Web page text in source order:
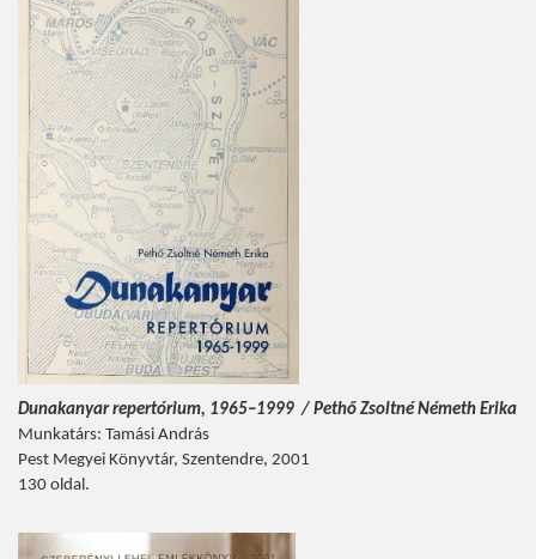
Dunakanyar repertórium, 1965–1999 / Pethő Zsoltné Németh Erika
Munkatárs: Tamási András
Pest Megyei Könyvtár, Szentendre, 2001
130 oldal.